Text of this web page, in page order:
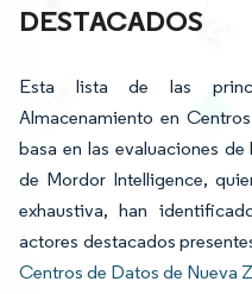
DESTACADOS
Esta lista de las
Almacenamiento en
basa en las evaluaciones
de Mordor Intelligence,
exhaustiva, han
actores destacados
Centros de Datos de Nueva